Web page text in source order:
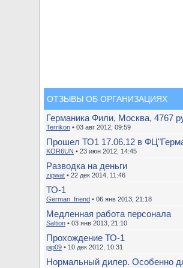
ОТЗЫВЫ ОБ ОРГАНИЗАЦИЯХ
Германика Фили, Москва, 4767
Terrikon • 03 авг 2012, 09:59
Прошел ТО1 17.06.12 в
KOR6UN • 23 июн 2012, 14:45
Разводка на деньги
zipwat • 22 дек 2014, 11:46
ТО-1
German_friend • 06 янв 2013, 21:18
Медленная работа персонала
Saltion • 03 янв 2013, 21:10
Прохождение ТО-1
pip09 • 10 дек 2012, 10:31
Нормальный дилер. Особенно